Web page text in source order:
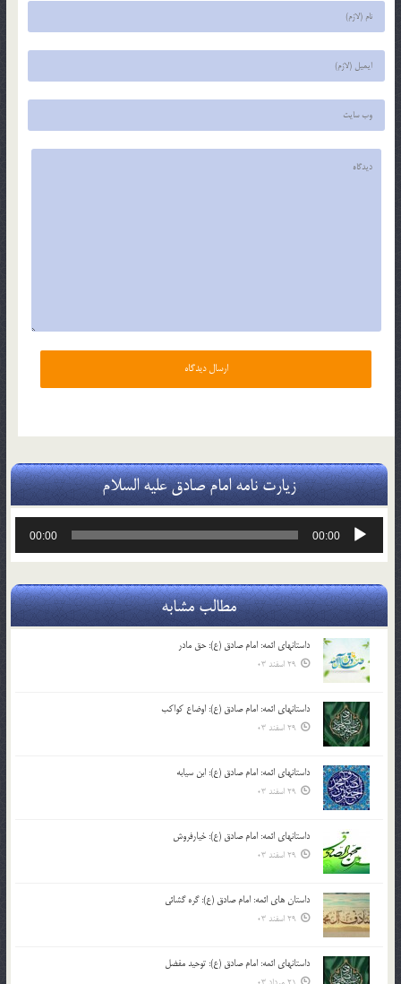
زیارت نامه امام صادق علیه السلام
پخش‌کننده
00:00
00:00
مطالب مشابه
داستانهای ائمه: امام صادق (ع): حق مادر
29 اسفند 03
داستانهای ائمه: امام صادق (ع): اوضاع کواکب
29 اسفند 03
داستانهای ائمه: امام صادق (ع): ابن سیابه
29 اسفند 03
داستانهای ائمه: امام صادق (ع): خیارفروش
29 اسفند 03
داستان های ائمه: امام صادق (ع): گره گشائی
29 اسفند 03
داستانهای ائمه: امام صادق (ع): توحید مفضل